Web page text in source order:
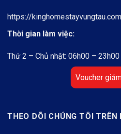
https://
Thời gian làm việc:
Thứ 2 – Chủ nhật: 06h00 – 23h00
Voucher
THEO DÕI CHÚNG TÔI TRÊN